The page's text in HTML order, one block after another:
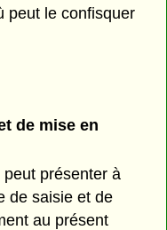
peut le confisquer
de mise en
présenter à
de saisie et de
au présent